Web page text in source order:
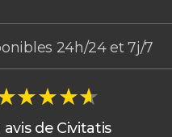
24h/24 et 7j/7
avis de Civitatis